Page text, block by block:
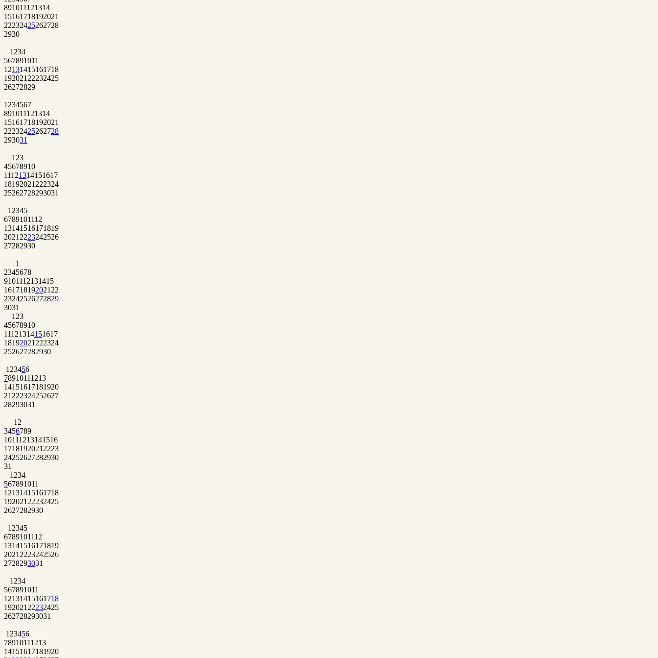
891011121314
15161718192021
22232425262728
2930
1 234
567891011
12131415161718
192021 22232425
26272829
1 234567
891011121314
15161718192021
22232425262728
293031
1 23
45678910
11121314151617
18192021 222324
25262728293031
1 2345
6789101112
13141516171819
2021 2223242526
27282930
1
2345678
9101112131415
161718192021 22
23242526272829
3031
1 23
45678910
11121314151617
18192021 222324
252627282930
1 23456
78910111213
14151617181920
21 222324252627
28293031
1 2
3456789
10111213141516
1718192021 2223
24252627282930
31
1 234
567891011
12131415161718
192021 22232425
2627282930
1 2345
6789101112
13141516171819
2021 2223242526
2728293031
1 234
567891011
12131415161718
192021 22232425
262728293031
1 23456
78910111213
14151617181920